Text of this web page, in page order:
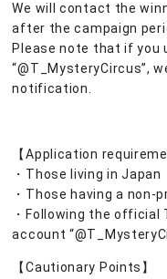
We will contact the
after the campaign
Please note that if
“@T_MysteryCircus”,
notification.
【Application
・Those living in Japan
・Those having a
・Following the official
account
【Cautionary Points】